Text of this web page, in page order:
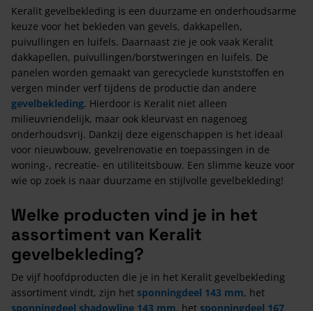
Keralit gevelbekleding is een duurzame en onderhoudsarme
keuze voor het bekleden van gevels, dakkapellen,
puivullingen en luifels. Daarnaast zie je ook vaak Keralit
dakkapellen, puivullingen/borstweringen en luifels. De
panelen worden gemaakt van gerecyclede kunststoffen en
vergen minder verf tijdens de productie dan andere
gevelbekleding. Hierdoor is Keralit niet alleen
milieuvriendelijk, maar ook kleurvast en nagenoeg
onderhoudsvrij. Dankzij deze eigenschappen is het ideaal
voor nieuwbouw, gevelrenovatie en toepassingen in de
woning-, recreatie- en utiliteitsbouw. Een slimme keuze voor
wie op zoek is naar duurzame en stijlvolle gevelbekleding!
Welke producten vind je in het
assortiment van Keralit
gevelbekleding?
De vijf hoofdproducten die je in het Keralit gevelbekleding
assortiment vindt, zijn het sponningdeel 143 mm, het
sponningdeel shadowline 143 mm, het sponningdeel 167